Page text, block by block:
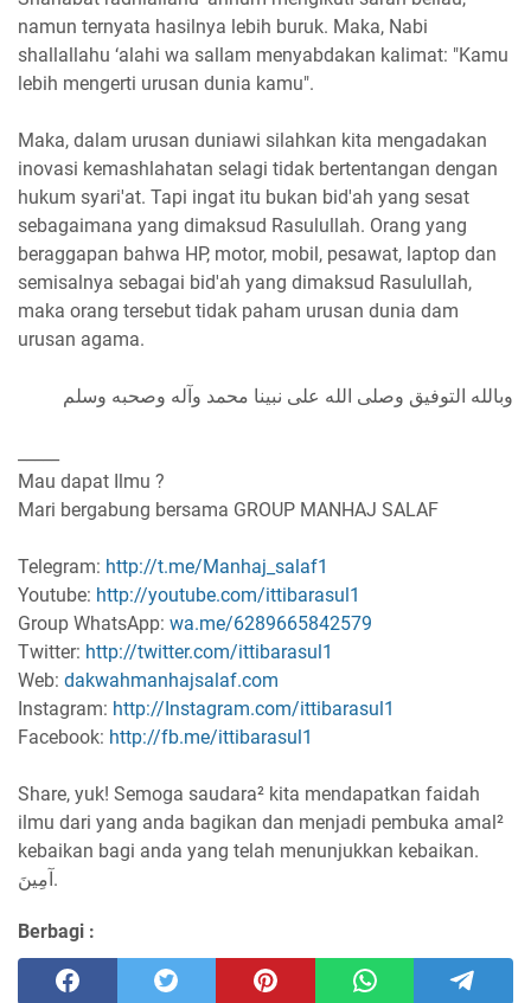
namun ternyata hasilnya lebih buruk. Maka, Nabi
shallallahu ‘alahi wa sallam menyabdakan kalimat: "Kamu
lebih mengerti urusan dunia kamu".
Maka, dalam urusan duniawi silahkan kita mengadakan
inovasi kemashlahatan selagi tidak bertentangan dengan
hukum syari'at. Tapi ingat itu bukan bid'ah yang sesat
sebagaimana yang dimaksud Rasulullah. Orang yang
beraggapan bahwa HP, motor, mobil, pesawat, laptop dan
semisalnya sebagai bid'ah yang dimaksud Rasulullah,
maka orang tersebut tidak paham urusan dunia dam
urusan agama.
وبالله التوفيق وصلى الله على نبينا محمد وآله وصحبه وسلم
Mau dapat Ilmu ?
Mari bergabung bersama GROUP MANHAJ SALAF
Telegram: http://t.me/Manhaj_salaf1
Youtube: http://youtube.com/ittibarasul1
Group WhatsApp: wa.me/6289665842579
Twitter: http://twitter.com/ittibarasul1
Web: dakwahmanhajsalaf.com
Instagram: http://Instagram.com/ittibarasul1
Facebook: http://fb.me/ittibarasul1
Share, yuk! Semoga saudara² kita mendapatkan faidah
ilmu dari yang anda bagikan dan menjadi pembuka amal²
kebaikan bagi anda yang telah menunjukkan kebaikan.
آمِينَ.
Berbagi :